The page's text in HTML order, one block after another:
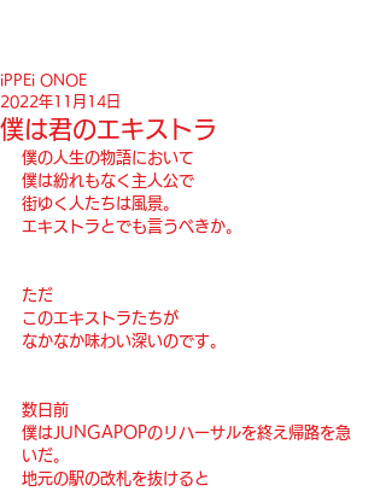
僕は君のエキストラ
iPPEi ONOE
2022年11月14日
僕の人生の物語において
僕は紛れもなく主人公で
街ゆく人たちは風景。
エキストラとでも言うべきか。
ただ
このエキストラたちが
なかなか味わい深いのです。
数日前
僕はJUNGAPOPのリハーサルを終え帰路を急
いだ。
地元の駅の改札を抜けると